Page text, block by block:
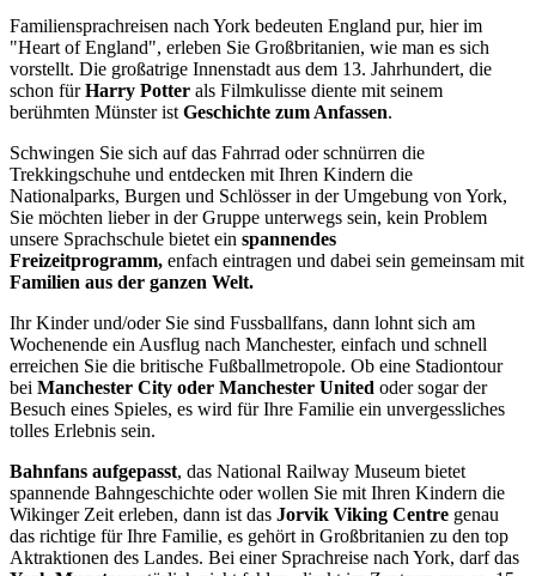
Familiensprachreisen nach York bedeuten England pur, hier im
"Heart of England", erleben Sie Großbritanien, wie man es sich
vorstellt. Die großatrige Innenstadt aus dem 13. Jahrhundert, die
schon fürHarry Potter als Filmkulisse diente mit seinem
berühmten Münster ist Geschichte zum Anfassen.
Schwingen Sie sich auf das Fahrrad oder schnürren die
Trekkingschuhe und entdecken mit Ihren Kindern die
Nationalparks, Burgen und Schlösser in der Umgebung von York,
Sie möchten lieber in der Gruppe unterwegs sein, kein Problem
unsere Sprachschule bietet ein spannendes
Freizeitprogramm, enfach eintragen und dabei sein gemeinsam mit
Familien aus der ganzen Welt.
Ihr Kinder und/oder Sie sind Fussballfans, dann lohnt sich am
Wochenende ein Ausflug nach Manchester, einfach und schnell
erreichen Sie die britische Fußballmetropole. Ob eine Stadiontour
bei Manchester City oder Manchester United oder sogar der
Besuch eines Spieles, es wird für Ihre Familie ein unvergessliches
tolles Erlebnis sein.
Bahnfans aufgepasst, das National Railway Museum bietet
spannende Bahngeschichte oder wollen Sie mit Ihren Kindern die
Wikinger Zeit erleben, dann ist das Jorvik Viking Centre genau
das richtige für Ihre Familie, es gehört in Großbritanien zu den top
Aktraktionen des Landes. Bei einer Sprachreise nach York, darf das